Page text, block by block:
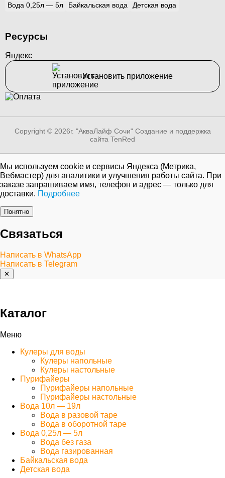
Вода 0,25л — 5л
Байкальская вода Детская вода
Ресурсы
Яндекс
Установить приложение
Copyright © 2026г. "АкваЛайф Сочи" Создание и поддержка
сайта TenRed
Мы используем cookie и сервисы Яндекса (Метрика,
Вебмастер) для аналитики и улучшения работы сайта. При
заказе запрашиваем имя, телефон и адрес — только для
доставки. Подробнее
Понятно
Связаться
Написать в WhatsApp
Написать в Telegram
✕
Каталог
Меню
Кулеры для воды
Кулеры напольные
Кулеры настольные
Пурифайеры
Пурифайеры напольные
Пурифайеры настольные
Вода 10л — 19л
Вода в разовой таре
Вода в оборотной таре
Вода 0,25л — 5л
Вода без газа
Вода газированная
Байкальская вода
Детская вода